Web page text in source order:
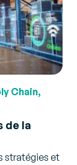
Chain,
de la
stratégies et